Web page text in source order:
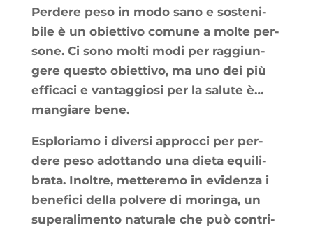
Per­dere peso in modo sano e sos­te­ni­
bile è un obiet­ti­vo comune a molte per­
sone. Ci sono mol­ti modi per rag­giun­
gere ques­to obiet­ti­vo, ma uno dei più
effi­ca­ci e van­tag­gio­si per la salute è…
man­giare bene.
Esplo­ria­mo i diver­si approc­ci per per­
dere peso adot­tan­do una die­ta equi­li­
bra­ta. Inoltre, met­te­re­mo in evi­den­za i
bene­fi­ci del­la pol­vere di morin­ga, un
super­a­li­men­to natu­rale che può contri­